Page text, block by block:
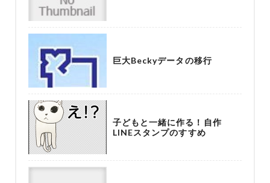
巨大Beckyデータの移行
子どもと一緒に作る！自作
LINEスタンプのすすめ